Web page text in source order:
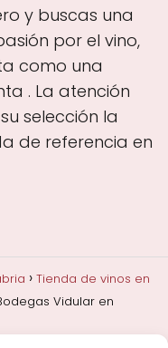
y buscas una
por el vino,
como una
. La atención
selección la
de referencia en
Tienda de vinos en
Vidular en